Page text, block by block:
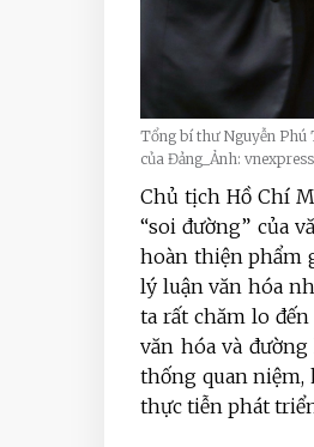
Tổng bí thư Nguyễn Phú
của Đảng_Ảnh:
Chủ tịch Hồ Chí
“soi đường” của
hoàn thiện phẩm
lý luận văn hóa
ta rất chăm lo
văn hóa và
thống quan niệm,
thực tiễn phát